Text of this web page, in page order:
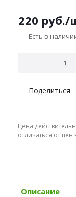
220 руб./
Есть в
Поделиться
Цена
отличаться от
Описание